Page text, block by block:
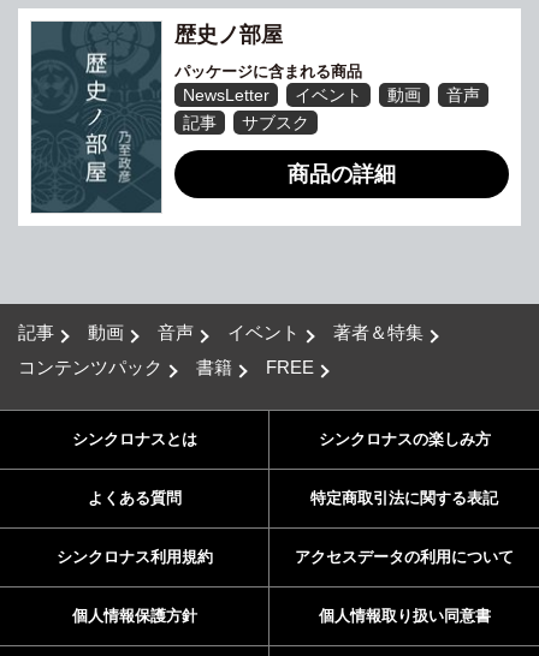
歴史ノ部屋
パッケージに含まれる商品
NewsLetter イベント 動画
音声
記事
サブスク
商品の詳細
記事 動画 音声 イベント
著者＆特集
コンテンツパック
書籍 FREE
シンクロナスとは シンクロナスの楽しみ方
よくある質問 特定商取引法に関する表記
シンクロナス利用規約 アクセスデータの利用について
個人情報保護方針 個人情報取り扱い同意書